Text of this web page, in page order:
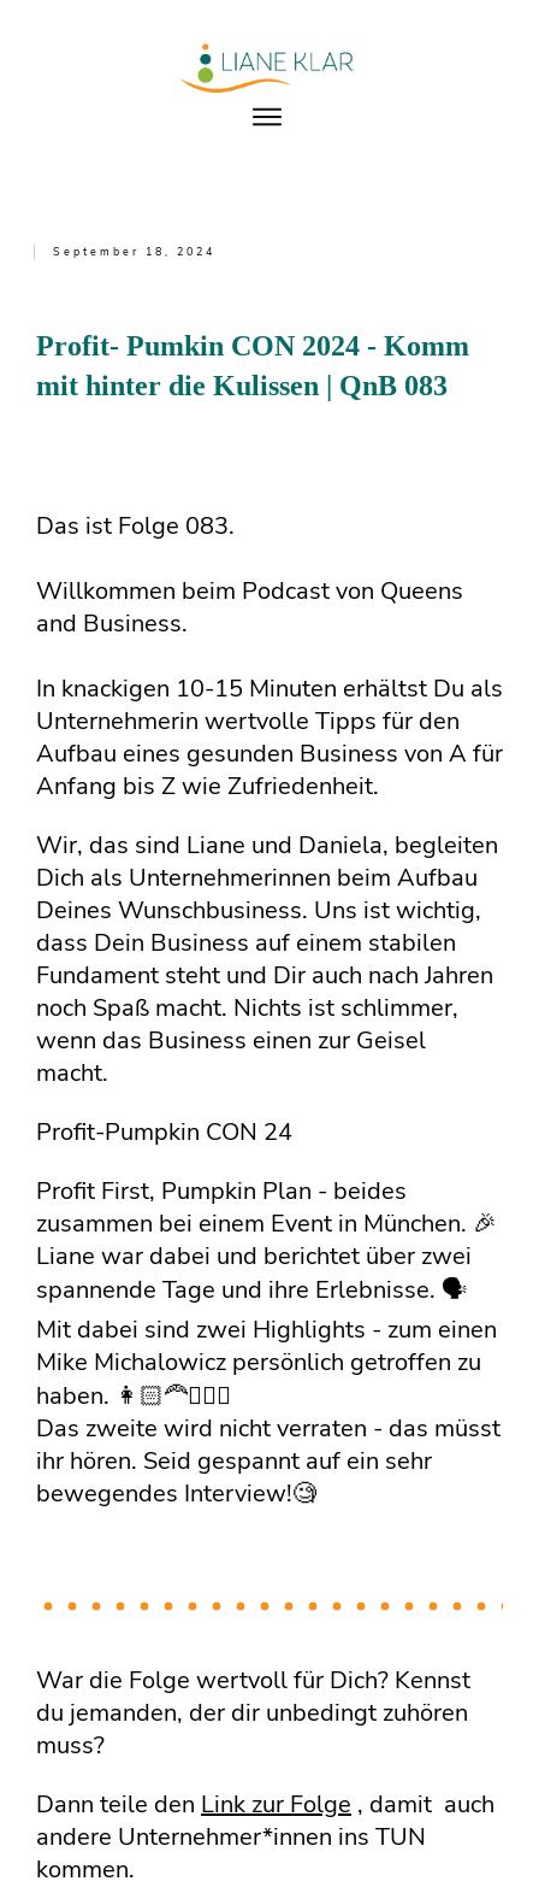
September 18, 2024
Profit- Pumkin CON 2024 - Komm
mit hinter die Kulissen | QnB 083
Das ist Folge 083.
Willkommen beim Podcast von Queens
and Business.
In knackigen 10-15 Minuten erhältst Du als
Unternehmerin wertvolle Tipps für den
Aufbau eines gesunden Business von A für
Anfang bis Z wie Zufriedenheit.
Wir, das sind Liane und Daniela, begleiten
Dich als Unternehmerinnen beim Aufbau
Deines Wunschbusiness. Uns ist wichtig,
dass Dein Business auf einem stabilen
Fundament steht und Dir auch nach Jahren
noch Spaß macht. Nichts ist schlimmer,
wenn das Business einen zur Geisel
macht.
Profit-Pumpkin CON 24
Profit First, Pumpkin Plan - beides
zusammen bei einem Event in München. 🎉
Liane war dabei und berichtet über zwei
spannende Tage und ihre Erlebnisse. 🗣️
Mit dabei sind zwei Highlights - zum einen
Mike Michalowicz persönlich getroffen zu
haben. 👩🏻‍🦰🧔🏻‍♂️
Das zweite wird nicht verraten - das müsst
ihr hören. Seid gespannt auf ein sehr
bewegendes Interview!🧐
War die Folge wertvoll für Dich? Kennst
du jemanden, der dir unbedingt zuhören
muss?
Dann teile den Link zur Folge , damit auch
andere Unternehmer*innen ins TUN
kommen.